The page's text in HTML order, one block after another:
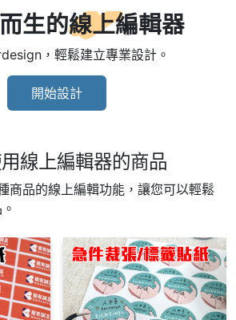
而生的線上編輯器
，輕鬆建立專業設計。
開始設計
線上編輯器的商品
商品的線上編輯功能，讓您可以輕鬆